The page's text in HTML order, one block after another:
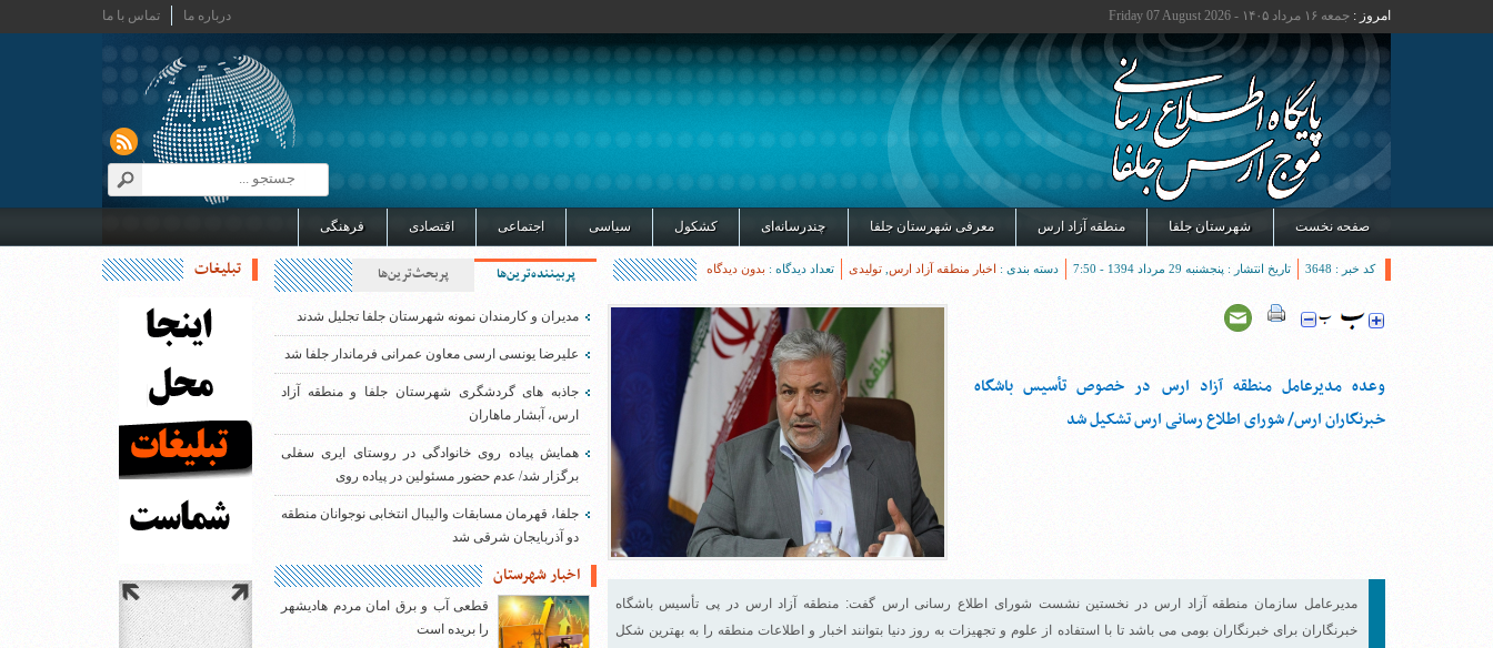
امروز : جمعه ۱۶ مرداد ۱۴۰۵ - Friday 07 August 2026 تماس با ما درباره ما
صفحه نخست شهرستان جلفا منطقه آزاد ارس معرفی شهرستان جلفا چندرسانه‌ای کشکول سیاسی اجتماعی اقتصادی فرهنگی
کد خبر : 3648 تاریخ انتشار : پنجشنبه 29 مرداد 1394 - 7:50 دسته بندی : اخبار منطقه آزاد ارس تولیدی تعداد دیدگاه : بدون دیدگاه
وعده مدیرعامل منطقه آزاد ارس در خصوص تأسیس باشگاه
خبرنگاران ارس/ شورای اطلاع رسانی ارس تشکیل شد
مدیرعامل سازمان منطقه آزاد ارس در نخستین نشست شورای اطلاع رسانی ارس گفت: منطقه آزاد ارس در پی تأسیس باشگاه
خبرنگاران برای خبرنگاران بومی می باشد تا با استفاده از علوم و تجهیزات به روز دنیا بتوانند اخبار و اطلاعات منطقه را به بهترین شکل
تبلیغات پربیننده‌ترین‌ها پربحث‌ترین‌ها
مدیران و کارمندان نمونه شهرستان جلفا تجلیل شدند
علیرضا یونسی ارسی معاون عمرانی فرماندار جلفا شد
جاذبه های گردشگری شهرستان جلفا و منطقه آزاد
ارس، آبشار ماهاران
همایش پیاده روی خانوادگی در روستای ایری سفلی
برگزار شد/ عدم حضور مسئولین در پیاده روی
جلفا، قهرمان مسابقات والیبال انتخابی نوجوانان منطقه
دو آذربایجان شرقی شد
اخبار شهرستان
قطعی آب و برق امان مردم هادیشهر
را بریده است